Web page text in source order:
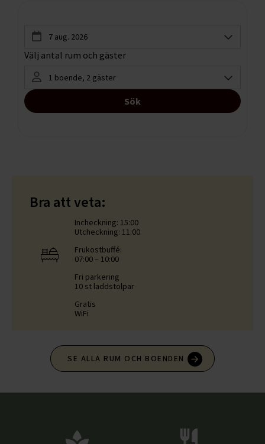
Bra att veta:
Incheckning: 15:00
Utcheckning: 11:00
Frukostbuffé:
07:00 – 10:00
Fri parkering
10 st laddstolpar
Gratis
WiFi
SE ALLA RUM OCH BOENDEN